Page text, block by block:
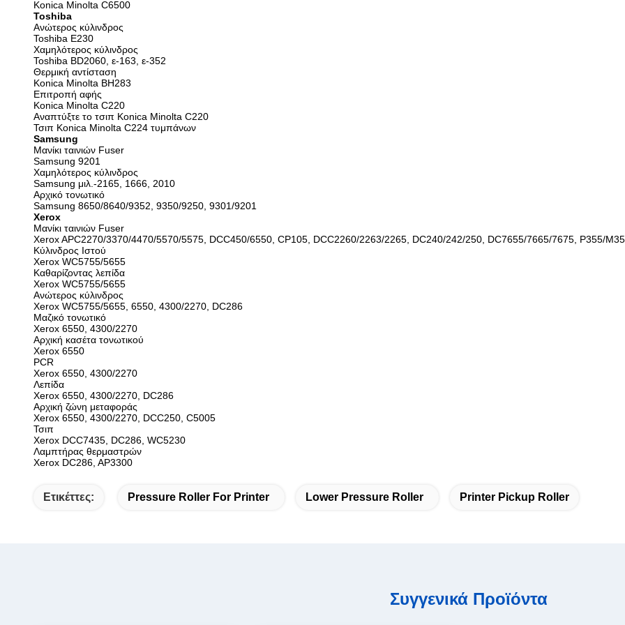
Konica Minolta C6500
Toshiba
Ανώτερος κύλινδρος
Toshiba E230
Χαμηλότερος κύλινδρος
Toshiba BD2060, ε-163, ε-352
Θερμική αντίσταση
Konica Minolta BH283
Επιτροπή αφής
Konica Minolta C220
Αναπτύξτε το τσιπ Konica Minolta C220
Τσιπ Konica Minolta C224 τυμπάνων
Samsung
Μανίκι ταινιών Fuser
Samsung 9201
Χαμηλότερος κύλινδρος
Samsung μιλ.-2165, 1666, 2010
Αρχικό τονωτικό
Samsung 8650/8640/9352, 9350/9250, 9301/9201
Xerox
Μανίκι ταινιών Fuser
Xerox APC2270/3370/4470/5570/5575, DCC450/6550, CP105, DCC2260/2263/2265, DC240/242/250, DC7655/7665/7675, P355/
Κύλινδρος Ιστού
Xerox WC5755/5655
Καθαρίζοντας λεπίδα
Xerox WC5755/5655
Ανώτερος κύλινδρος
Xerox WC5755/5655, 6550, 4300/2270, DC286
Μαζικό τονωτικό
Xerox 6550, 4300/2270
Αρχική κασέτα τονωτικού
Xerox 6550
PCR
Xerox 6550, 4300/2270
Λεπίδα
Xerox 6550, 4300/2270, DC286
Αρχική ζώνη μεταφοράς
Xerox 6550, 4300/2270, DCC250, C5005
Τσιπ
Xerox DCC7435, DC286, WC5230
Λαμπτήρας θερμαστρών
Xerox DC286, AP3300
Ετικέττες: Pressure Roller For Printer Lower Pressure Roller Printer Pickup Roller
Συγγενικά Προϊόντα